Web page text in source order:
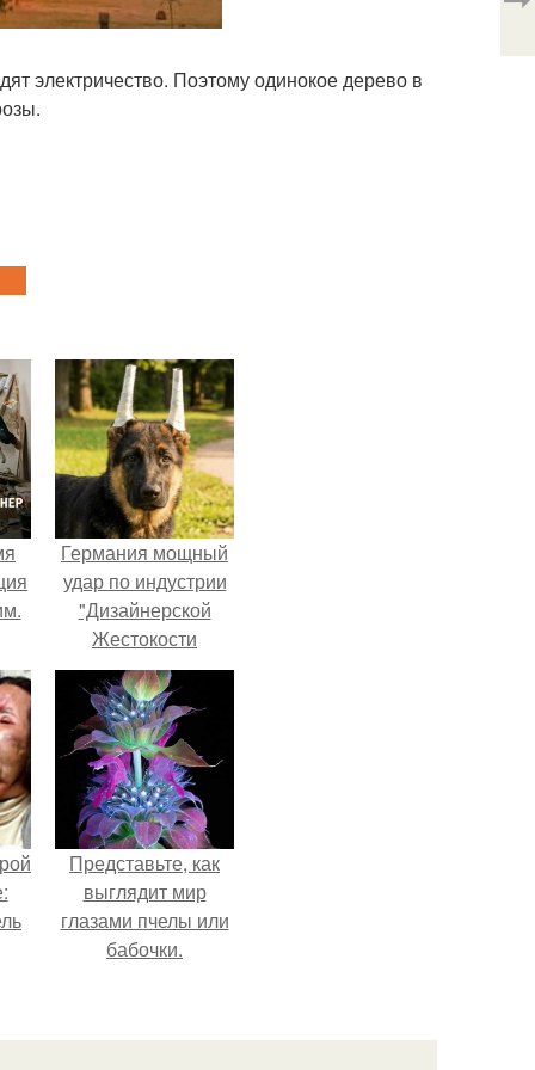
электричество. Поэтому одинокое дерево в
Германия мощный
удар по индустрии
"Дизайнерской
Жестокости
нанесла".
Представьте, как
выглядит мир
глазами пчелы или
бабочки.